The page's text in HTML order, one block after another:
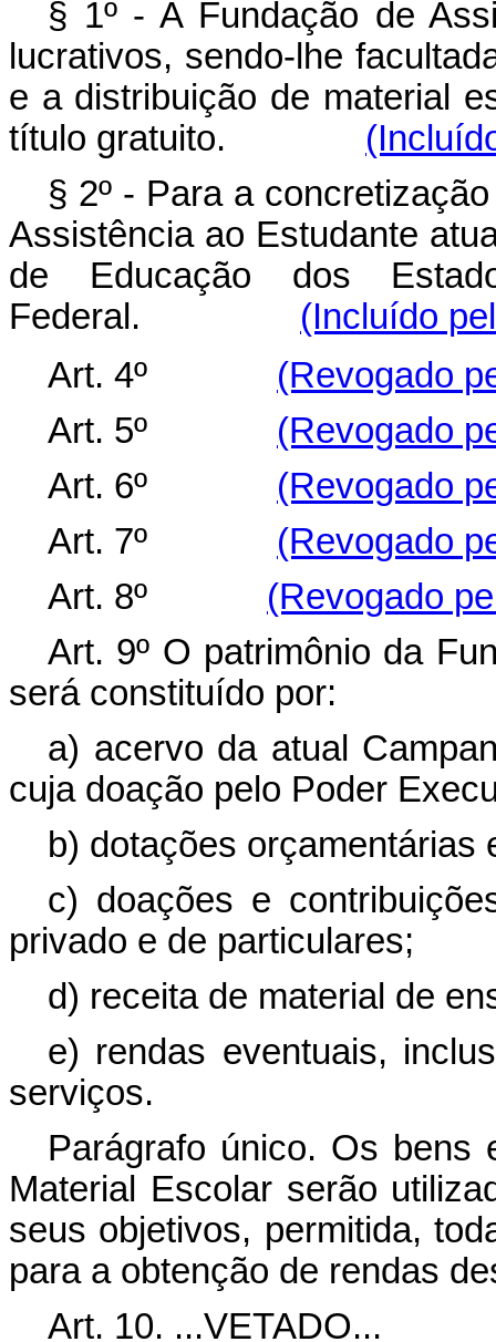
§ 1º - A Fundação de
lucrativos, sendo-lhe
e a distribuição de material
título gratuito.
§ 2º - Para a
Assistência ao Estudante
de Educação dos
Federal. (Incluído
Art. 4º (Revogado
Art. 5º (Revogado
Art. 6º (Revogado
Art. 7º (Revogado
Art. 8º (Revogado
Art. 9º O patrimônio da
será constituído por:
a) acervo da atual
cuja doação pelo Poder
b) dotações orçamentárias
c) doações e
privado e de particulares;
d) receita de material de
e) rendas eventuais,
serviços.
Parágrafo único. Os bens
Material Escolar serão
seus objetivos, permitida,
para a obtenção de rendas
Art. 10. ...VETADO...